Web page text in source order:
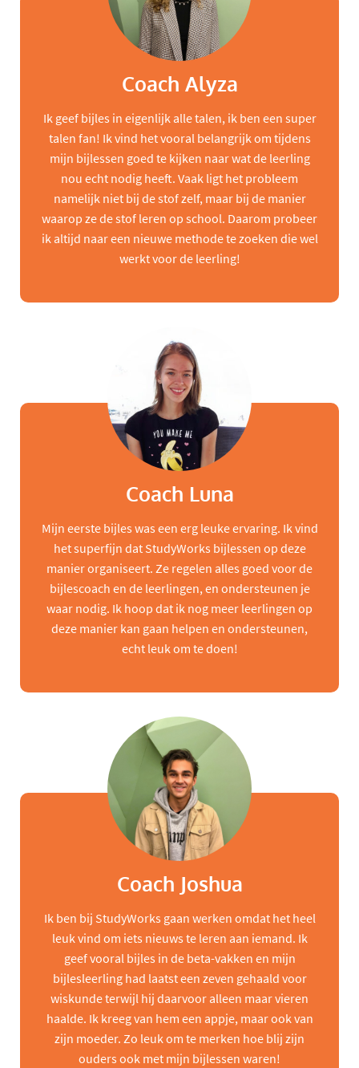
Coach Alyza
Ik geef bijles in eigenlijk alle talen, ik ben een super
talen fan! Ik vind het vooral belangrijk om tijdens
mijn bijlessen goed te kijken naar wat de leerling
nou echt nodig heeft. Vaak ligt het probleem
namelijk niet bij de stof zelf, maar bij de manier
waarop ze de stof leren op school. Daarom probeer
ik altijd naar een nieuwe methode te zoeken die wel
werkt voor de leerling!
Coach Luna
Mijn eerste bijles was een erg leuke ervaring. Ik vind
het superfijn dat StudyWorks bijlessen op deze
manier organiseert. Ze regelen alles goed voor de
bijlescoach en de leerlingen, en ondersteunen je
waar nodig. Ik hoop dat ik nog meer leerlingen op
deze manier kan gaan helpen en ondersteunen,
echt leuk om te doen!
Coach Joshua
Ik ben bij StudyWorks gaan werken omdat het heel
leuk vind om iets nieuws te leren aan iemand. Ik
geef vooral bijles in de beta-vakken en mijn
bijlesleerling had laatst een zeven gehaald voor
wiskunde terwijl hij daarvoor alleen maar vieren
haalde. Ik kreeg van hem een appje, maar ook van
zijn moeder. Zo leuk om te merken hoe blij zijn
ouders ook met mijn bijlessen waren!